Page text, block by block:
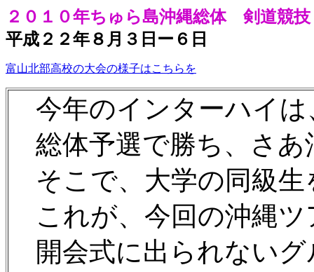
２０１０年ちゅら島沖縄総体 剣道競
平成２２年８月３日ー６日
富山北部高校の大会の様子はこちらを
今年のインターハイは
総体予選で勝ち、さあ
そこで、大学の同級生
これが、今回の沖縄ツ
開会式に出られないグ